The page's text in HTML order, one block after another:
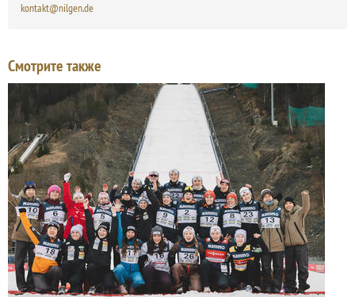
kontakt@nilgen.de
Смотрите также